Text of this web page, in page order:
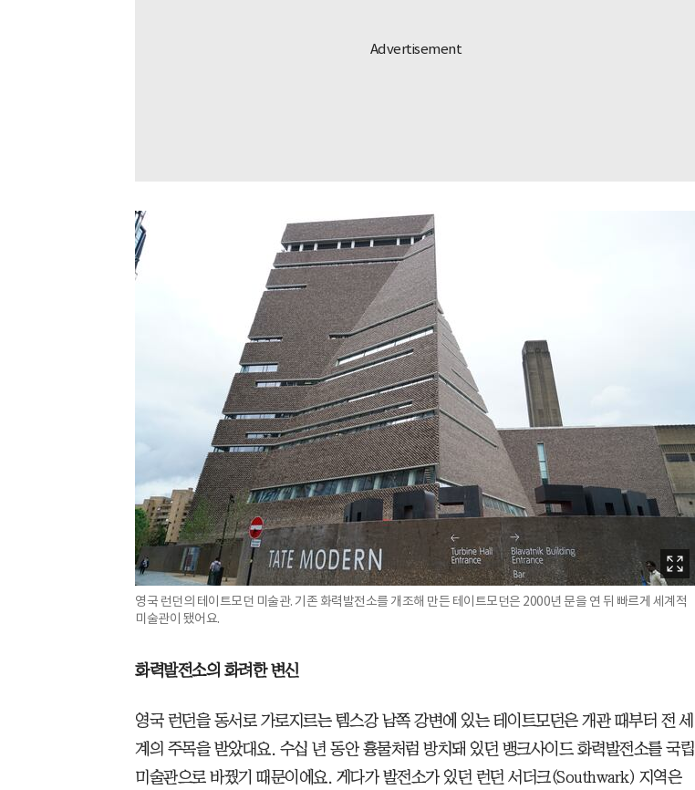
영국 런던의 테이트모던 미술관. 기존 화력발전소를 개조해 만든 테이트모던은 2000년 문을 연 뒤 빠르게 세계적
미술관이 됐어요.
화력발전소의 화려한 변신
영국 런던을 동서로 가로지르는 템스강 남쪽 강변에 있는 테이트모던은 개관 때부터 전 세
계의 주목을 받았대요. 수십 년 동안 흉물처럼 방치돼 있던 뱅크사이드 화력발전소를 국립
미술관으로 바꿨기 때문이에요. 게다가 발전소가 있던 런던 서더크(Southwark) 지역은